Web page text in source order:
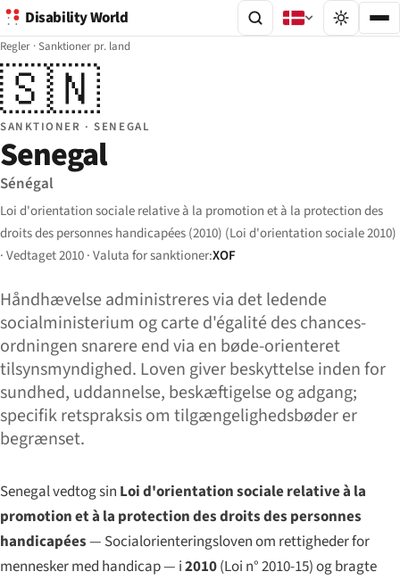
Disability World
Regler ·Sanktioner pr. land
🇸🇳
SANKTIONER · SENEGAL
Senegal
Sénégal
Loi d'orientation sociale relative à la promotion et à la protection des
droits des personnes handicapées (2010) (Loi d'orientation sociale 2010)
· Vedtaget 2010 · Valuta for sanktioner:XOF
Håndhævelse administreres via det ledende
socialministerium og carte d'égalité des chances-
ordningen snarere end via en bøde-orienteret
tilsynsmyndighed. Loven giver beskyttelse inden for
sundhed, uddannelse, beskæftigelse og adgang;
specifik retspraksis om tilgængelighedsbøder er
begrænset.
Senegal vedtog sin Loi d'orientation sociale relative à la
promotion et à la protection des droits des personnes
handicapées— Socialorienteringsloven om rettigheder for
mennesker med handicap — i2010(Loi n° 2010-15) og bragte